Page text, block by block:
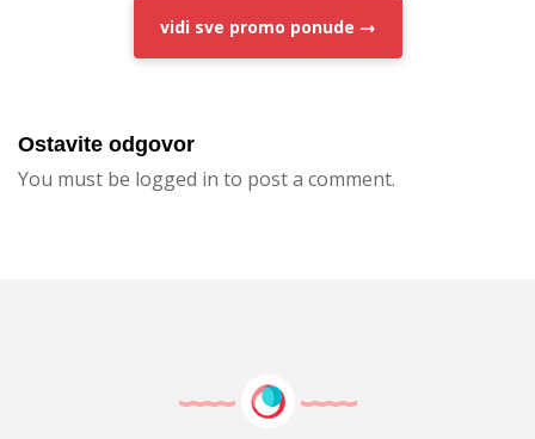
vidi sve promo ponude
Ostavite odgovor
You must be logged in to post a comment.